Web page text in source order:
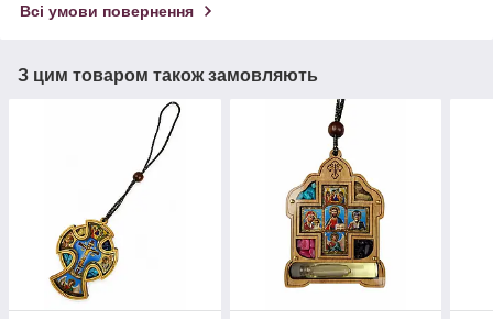
Всі умови повернення
З цим товаром також замовляють